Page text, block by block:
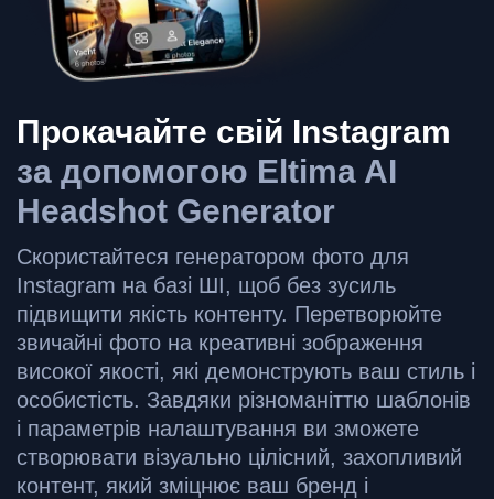
Прокачайте свій Instagram
за допомогою Eltima AI
Headshot Generator
Скористайтеся генератором фото для
Instagram на базі ШІ, щоб без зусиль
підвищити якість контенту. Перетворюйте
звичайні фото на креативні зображення
високої якості, які демонструють ваш стиль і
особистість. Завдяки різноманіттю шаблонів
і параметрів налаштування ви зможете
створювати візуально цілісний, захопливий
контент, який зміцнює ваш бренд і